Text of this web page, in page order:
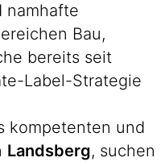
namhafte
Bau,
bereits seit
Label-Strategie
kompetenten und
Landsberg, suchen